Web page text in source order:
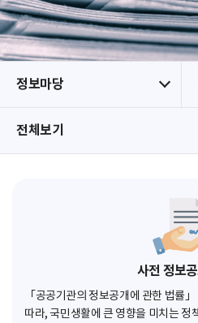
정보마당
전체보기
사전 정보
「공공기관의 정보공개에 관한 법률
따라, 국민생활에 큰 영향을 미치는 정